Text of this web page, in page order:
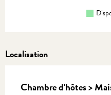
Localisation
Chambre d'hôtes >